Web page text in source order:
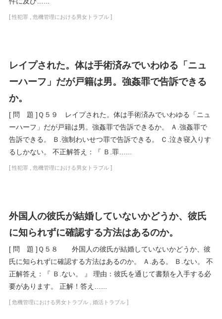
[ 性犯罪 , 危機管理における男女トラブル]
レイプされた。体は手術済みでいわゆる「ニュ
ーハーフ」だが戸籍は男。強姦罪で告訴できる
か。
[ 問 題 ]Ｑ５９ レイプされた。体は手術済みでいわゆる「ニュ
ーハーフ」だが戸籍は男。強姦罪で告訴できるか。 Ａ.強姦罪で
告訴できる。 Ｂ.強制わいせつ罪で告訴できる。 Ｃ.泣き寝入りす
るしかない。 不正解答え：『 Ｂ.罪…...
[ 性犯罪 , 危機管理における男女トラブル]
外国人の彼氏が結婚していないかどうか、彼氏
に知られずに確認する方法はあるのか。
[ 問 題 ]Ｑ５８ 外国人の彼氏が結婚していないかどうか、彼
氏に知られずに確認する方法はあるのか。 Ａ.ある。 Ｂ.ない。 不
正解答え：『 Ｂ.ない。 』 理由：彼氏を通じて書類を入手する必
要があります。 正解！答え…...
[ 危機管理における男女トラブル, 婚活トラブル]